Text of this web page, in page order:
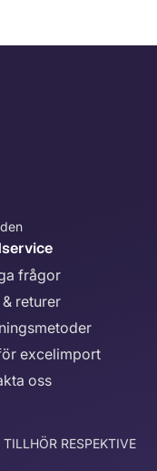
frågor
returer
excelimport
oss
RESPEKTIVE